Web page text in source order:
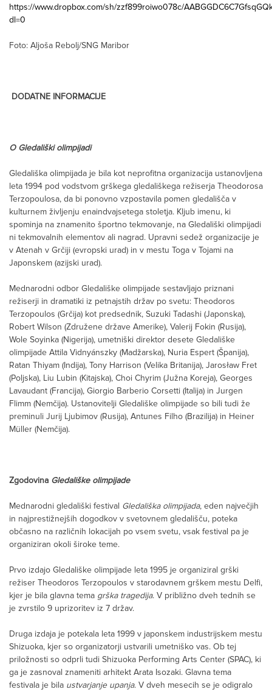
https://www.dropbox.com/sh/zzf899roiwo078c/
dl=0
Foto: Aljoša Rebolj/SNG Maribor
DODATNE INFORMACIJE
O Gledališki olimpijadi
Gledališka olimpijada je bila kot neprofitna organizacija ustanovljena
leta 1994 pod vodstvom grškega gledališkega režiserja Theodorosa
Terzopoulosa, da bi ponovno vzpostavila pomen gledališča v
kulturnem življenju enaindvajsetega stoletja. Kljub imenu, ki
spominja na znamenito športno tekmovanje, na Gledališki olimpijadi
ni tekmovalnih elementov ali nagrad. Upravni sedež organizacije je
v Atenah v Grčiji (evropski urad) in v mestu Toga v Tojami na
Japonskem (azijski urad).
Mednarodni odbor Gledališke olimpijade sestavljajo priznani
režiserji in dramatiki iz petnajstih držav po svetu: Theodoros
Terzopoulos (Grčija) kot predsednik, Suzuki Tadashi (Japonska),
Robert Wilson (Združene države Amerike), Valerij Fokin (Rusija),
Wole Soyinka (Nigerija), umetniški direktor desete Gledališke
olimpijade Attila Vidnyánszky (Madžarska), Nuria Espert (Španija),
Ratan Thiyam (Indija), Tony Harrison (Velika Britanija), Jarosław Fret
(Poljska), Liu Lubin (Kitajska), Choi Chyrim (Južna Koreja), Georges
Lavaudant (Francija), Giorgio Barberio Corsetti (Italija) in Jurgen
Flimm (Nemčija). Ustanovitelji Gledališke olimpijade so bili tudi že
preminuli Jurij Ljubimov (Rusija), Antunes Filho (Brazilija) in Heiner
Müller (Nemčija).
Zgodovina Gledališke olimpijade
Mednarodni gledališki festival Gledališka olimpijada, eden največjih
in najprestižnejših dogodkov v svetovnem gledališču, poteka
občasno na različnih lokacijah po vsem svetu, vsak festival pa je
organiziran okoli široke teme.
Prvo izdajo Gledališke olimpijade leta 1995 je organiziral grški
režiser Theodoros Terzopoulos v starodavnem grškem mestu Delfi,
kjer je bila glavna tema grška tragedija. V približno dveh tednih se
je zvrstilo 9 uprizoritev iz 7 držav.
Druga izdaja je potekala leta 1999 v japonskem industrijskem mestu
Shizuoka, kjer so organizatorji ustvarili umetniško vas. Ob tej
priložnosti so odprli tudi Shizuoka Performing Arts Center (SPAC), ki
ga je zasnoval znameniti arhitekt Arata Isozaki. Glavna tema
festivala je bila ustvarjanje upanja. V dveh mesecih se je odigralo